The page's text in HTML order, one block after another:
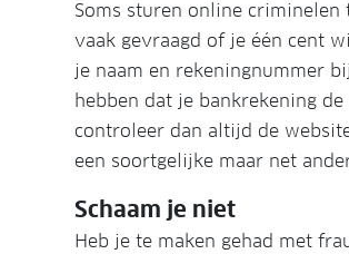
Soms sturen online
vaak gevraagd of je één cent
je naam en rekeningnummer
hebben dat je bankrekening
controleer dan altijd de
een soortgelijke maar net
Schaam je niet
Heb je te maken gehad met